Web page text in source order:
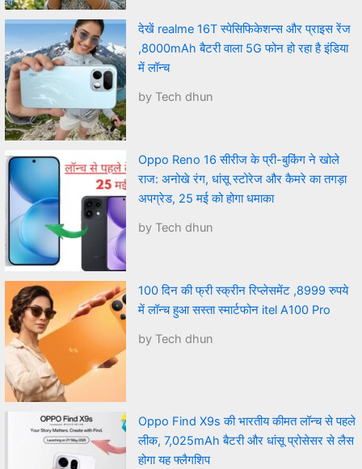
देखें realme 16T स्पेसिफिकेशन्स और प्राइस रेंज
,8000mAh बैटरी वाला 5G फोन हो रहा है इंडिया
में लॉन्च
by Tech dhun
Oppo Reno 16 सीरीज के प्री-बुकिंग ने खोले
राज: अनोखे रंग, धांसू स्टोरेज और कैमरे का तगड़ा
अपग्रेड, 25 मई को होगा धमाका
by Tech dhun
100 दिन की फ्री स्क्रीन रिप्लेसमेंट ,8999 रुपये
में लॉन्च हुआ सस्ता स्मार्टफोन itel A100 Pro
by Tech dhun
Oppo Find X9s की भारतीय कीमत लॉन्च से पहले
लीक, 7,025mAh बैटरी और धांसू प्रोसेसर से लैस
होगा यह फ्लैगशिप